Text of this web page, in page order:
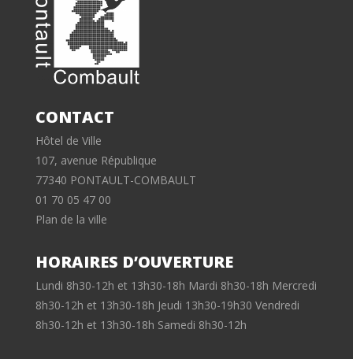
CONTACT
Hôtel de Ville
107, avenue République
77340 PONTAULT-COMBAULT
01 70 05 47 00
Plan de la ville
HORAIRES D’OUVERTURE
Lundi 8h30-12h et 13h30-18h Mardi 8h30-18h Mercredi
8h30-12h et 13h30-18h Jeudi 13h30-19h30 Vendredi
8h30-12h et 13h30-18h Samedi 8h30-12h